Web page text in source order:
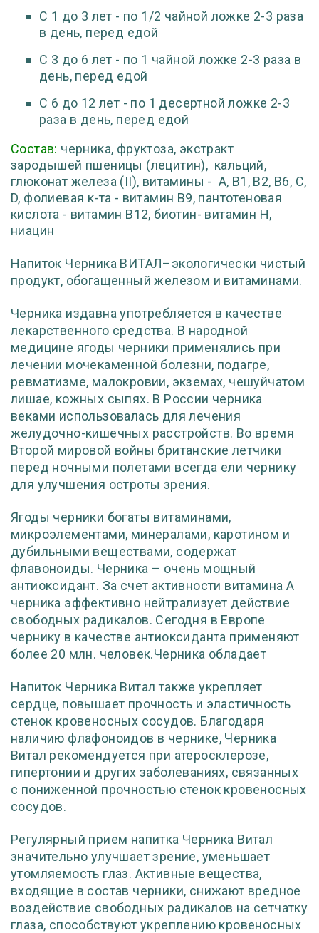
С 1 до 3 лет - по 1/2 чайной ложке 2-3 раза
в день, перед едой
С 3 до 6 лет - по 1 чайной ложке 2-3 раза в
день, перед едой
С 6 до 12 лет - по 1 десертной ложке 2-3
раза в день, перед едой
Состав: черника, фруктоза, экстракт
зародышей пшеницы (лецитин), кальций,
глюконат железа (II), витамины - А, В1, В2, В6, С,
D, фолиевая к-та - витамин В9, пантотеновая
кислота - витамин В12, биотин- витамин Н,
ниацин
Напиток Черника ВИТАЛ–экологически чистый
продукт, обогащенный железом и витаминами.
Черника издавна употребляется в качестве
лекарственного средства. В народной
медицине ягоды черники применялись при
лечении мочекаменной болезни, подагре,
ревматизме, малокровии, экземах, чешуйчатом
лишае, кожных сыпях. В России черника
веками использовалась для лечения
желудочно-кишечных расстройств. Во время
Второй мировой войны британские летчики
перед ночными полетами всегда ели чернику
для улучшения остроты зрения.
Ягоды черники богаты витаминами,
микроэлементами, минералами, каротином и
дубильными веществами, содержат
флавоноиды. Черника – очень мощный
антиоксидант. За счет активности витамина А
черника эффективно нейтрализует действие
свободных радикалов. Сегодня в Европе
чернику в качестве антиоксиданта применяют
более 20 млн. человек.Черника обладает
Напиток Черника Витал также укрепляет
сердце, повышает прочность и эластичность
стенок кровеносных сосудов. Благодаря
наличию флафоноидов в чернике, Черника
Витал рекомендуется при атеросклерозе,
гипертонии и других заболеваниях, связанных
с пониженной прочностью стенок кровеносных
сосудов.
Регулярный прием напитка Черника Витал
значительно улучшает зрение, уменьшает
утомляемость глаз. Активные вещества,
входящие в состав черники, снижают вредное
воздействие свободных радикалов на сетчатку
глаза, способствуют укреплению кровеносных